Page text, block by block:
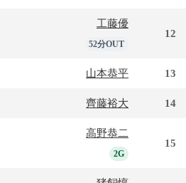
工藤優
52分OUT
12
山本恭平 13
齊藤裕大 14
高野恭二
2G
15